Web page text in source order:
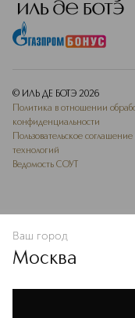
Политике
© ИЛЬ ДЕ БОТЭ 2026
Политика в отношении
конфиденциальности
Пользовательское
технологий
Ведомость СОУТ
Ваш город
Москва